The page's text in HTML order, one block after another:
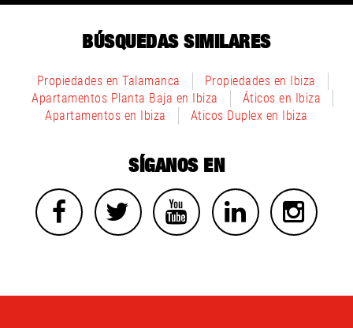
BÚSQUEDAS SIMILARES
Propiedades en Talamanca
Propiedades en Ibiza
Apartamentos Planta Baja en Ibiza
Áticos en Ibiza
Apartamentos en Ibiza
Aticos Duplex en Ibiza
SÍGANOS EN